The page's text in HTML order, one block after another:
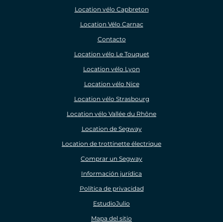
Location vélo Capbreton
Location Vélo Carnac
Contacto
Location vélo Le Touquet
Location vélo Lyon
Location vélo Nice
Location vélo Strasbourg
Location vélo Vallée du Rhône
Location de Segway
Location de trottinette électrique
Comprar un Segway
Información jurídica
Política de privacidad
EstudioJulio
Mapa del sitio